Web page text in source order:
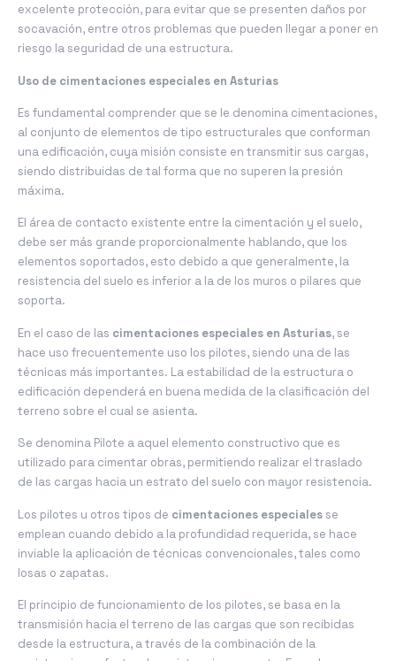
excelente protección, para evitar que se presenten daños por
socavación, entre otros problemas que pueden llegar a poner en
riesgo la seguridad de una estructura.
Uso de cimentaciones especiales en Asturias
Es fundamental comprender que se le denomina cimentaciones,
al conjunto de elementos de tipo estructurales que conforman
una edificación, cuya misión consiste en transmitir sus cargas,
siendo distribuidas de tal forma que no superen la presión
máxima.
El área de contacto existente entre la cimentación y el suelo,
debe ser más grande proporcionalmente hablando, que los
elementos soportados, esto debido a que generalmente, la
resistencia del suelo es inferior a la de los muros o pilares que
soporta.
En el caso de las cimentaciones especiales en Asturias, se
hace uso frecuentemente uso los pilotes, siendo una de las
técnicas más importantes. La estabilidad de la estructura o
edificación dependerá en buena medida de la clasificación del
terreno sobre el cual se asienta.
Se denomina Pilote a aquel elemento constructivo que es
utilizado para cimentar obras, permitiendo realizar el traslado
de las cargas hacia un estrato del suelo con mayor resistencia.
Los pilotes u otros tipos de cimentaciones especiales se
emplean cuando debido a la profundidad requerida, se hace
inviable la aplicación de técnicas convencionales, tales como
losas o zapatas.
El principio de funcionamiento de los pilotes, se basa en la
transmisión hacia el terreno de las cargas que son recibidas
desde la estructura, a través de la combinación de la